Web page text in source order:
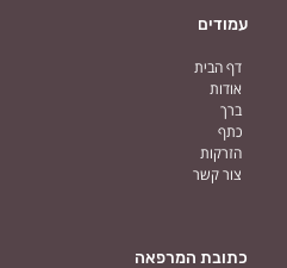
עמודים
דף הבית
אודות
ברך
כתף
הזרקות
צור קשר
כתובת המרפאה